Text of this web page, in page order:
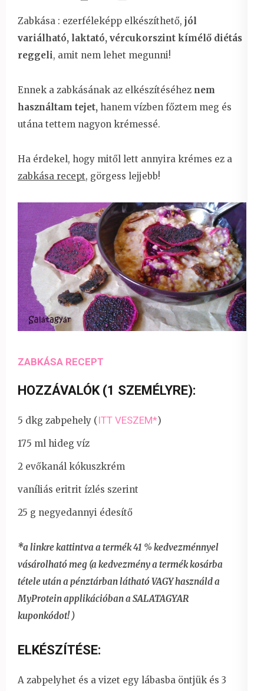
Zabkása : ezerféleképp elkészíthető, jól
variálható, laktató, vércukorszint kímélő diétás
reggeli, amit nem lehet megunni!
Ennek a zabkásának az elkészítéséhez nem
használtam tejet, hanem vízben főztem meg és
utána tettem nagyon krémessé.
Ha érdekel, hogy mitől lett annyira krémes ez a
zabkása recept, görgess lejjebb!
ZABKÁSA RECEPT
HOZZÁVALÓK (1 SZEMÉLYRE):
5 dkg zabpehely ( ITT VESZEM*)
175 ml hideg víz
2 evőkanál kókuszkrém
vaníliás eritrit ízlés szerint
25 g negyedannyi édesítő
*a linkre kattintva a termék 41 % kedvezménnyel
vásárolható meg (a kedvezmény a termék kosárba
tétele után a pénztárban látható VAGY használd a
MyProtein applikációban a SALATAGYAR
kuponkódot! )
ELKÉSZÍTÉSE:
A zabpelyhet és a vizet egy lábasba öntjük és 3